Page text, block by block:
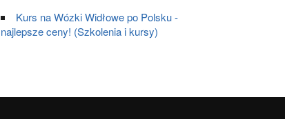
Kurs na Wózki Widłowe po Polsku -
najlepsze ceny! (Szkolenia i kursy)